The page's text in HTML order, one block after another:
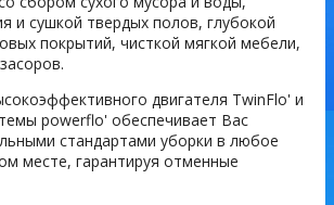
и сушкой твердых полов, глубокой
покрытий, чисткой мягкой мебели,
двигателя TwinFlo' и
powerflo' обеспечивает Вас
стандартами уборки в любое
месте, гарантируя отменные